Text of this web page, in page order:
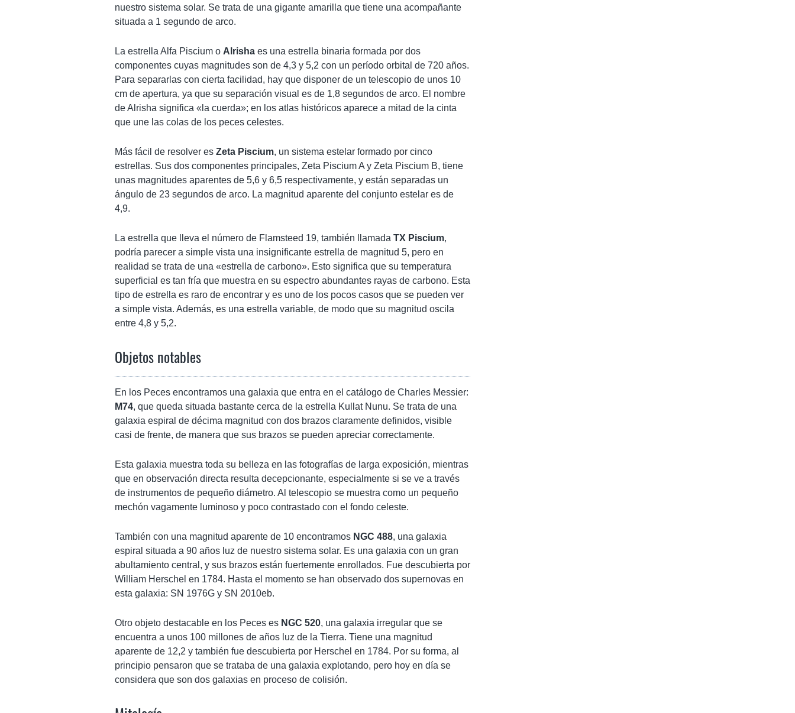
nuestro sistema solar. Se trata de una gigante amarilla que tiene una acompañante
situada a 1 segundo de arco.
La estrella Alfa Piscium o Alrisha es una estrella binaria formada por dos
componentes cuyas magnitudes son de 4,3 y 5,2 con un período orbital de 720 años.
Para separarlas con cierta facilidad, hay que disponer de un telescopio de unos 10
cm de apertura, ya que su separación visual es de 1,8 segundos de arco. El nombre
de Alrisha significa «la cuerda»; en los atlas históricos aparece a mitad de la cinta
que une las colas de los peces celestes.
Más fácil de resolver es Zeta Piscium, un sistema estelar formado por cinco
estrellas. Sus dos componentes principales, Zeta Piscium A y Zeta Piscium B, tiene
unas magnitudes aparentes de 5,6 y 6,5 respectivamente, y están separadas un
ángulo de 23 segundos de arco. La magnitud aparente del conjunto estelar es de
4,9.
La estrella que lleva el número de Flamsteed 19, también llamada TX Piscium,
podría parecer a simple vista una insignificante estrella de magnitud 5, pero en
realidad se trata de una «estrella de carbono». Esto significa que su temperatura
superficial es tan fría que muestra en su espectro abundantes rayas de carbono. Esta
tipo de estrella es raro de encontrar y es uno de los pocos casos que se pueden ver
a simple vista. Además, es una estrella variable, de modo que su magnitud oscila
entre 4,8 y 5,2.
Objetos notables
En los Peces encontramos una galaxia que entra en el catálogo de Charles Messier:
M74, que queda situada bastante cerca de la estrella Kullat Nunu. Se trata de una
galaxia espiral de décima magnitud con dos brazos claramente definidos, visible
casi de frente, de manera que sus brazos se pueden apreciar correctamente.
Esta galaxia muestra toda su belleza en las fotografías de larga exposición, mientras
que en observación directa resulta decepcionante, especialmente si se ve a través
de instrumentos de pequeño diámetro. Al telescopio se muestra como un pequeño
mechón vagamente luminoso y poco contrastado con el fondo celeste.
También con una magnitud aparente de 10 encontramos NGC 488, una galaxia
espiral situada a 90 años luz de nuestro sistema solar. Es una galaxia con un gran
abultamiento central, y sus brazos están fuertemente enrollados. Fue descubierta por
William Herschel en 1784. Hasta el momento se han observado dos supernovas en
esta galaxia: SN 1976G y SN 2010eb.
Otro objeto destacable en los Peces es NGC 520, una galaxia irregular que se
encuentra a unos 100 millones de años luz de la Tierra. Tiene una magnitud
aparente de 12,2 y también fue descubierta por Herschel en 1784. Por su forma, al
principio pensaron que se trataba de una galaxia explotando, pero hoy en día se
considera que son dos galaxias en proceso de colisión.